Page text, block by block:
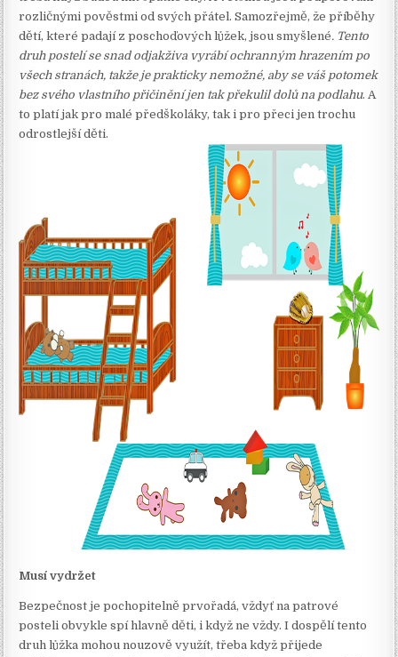
rozličnými pověstmi od svých přátel. Samozřejmě, že příběhy
dětí, které padají z poschoďových lůžek, jsou smyšlené. Tento
druh postelí se snad odjakživa vyrábí ochranným hrazením po
všech stranách, takže je prakticky nemožné, aby se váš potomek
bez svého vlastního přičinění jen tak překulil dolů na podlahu. A
to platí jak pro malé předškoláky, tak i pro přeci jen trochu
odrostlejší děti.
Musí vydržet
Bezpečnost je pochopitelně prvořadá, vždyť na patrové
posteli obvykle spí hlavně děti, i když ne vždy. I dospělí tento
druh lůžka mohou nouzově využít, třeba když přijede